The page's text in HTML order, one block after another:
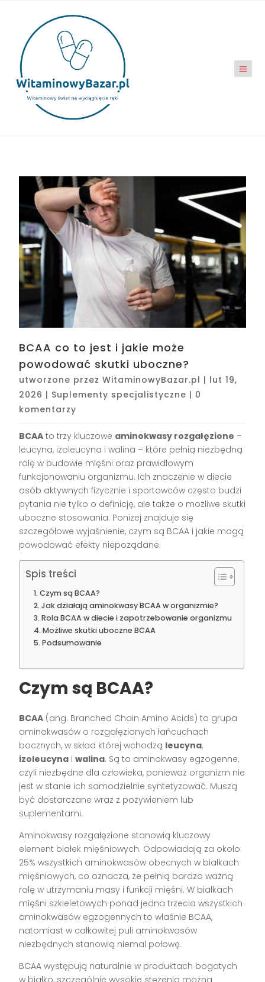
BCAA co to jest i jakie może
powodować skutki uboczne?
utworzone przezWitaminowyBazar.pl | lut 19,
2026 | Suplementy specjalistyczne | 0
komentarzy
BCAA to trzy kluczowe aminokwasy rozgałęzione –
leucyna, izoleucyna i walina – które pełnią niezbędną
rolę w budowie mięśni oraz prawidłowym
funkcjonowaniu organizmu. Ich znaczenie w diecie
osób aktywnych fizycznie i sportowców często budzi
pytania nie tylko o definicję, ale także o możliwe skutki
uboczne stosowania. Poniżej znajduje się
szczegółowe wyjaśnienie, czym są BCAA i jakie mogą
powodować efekty niepożądane.
Spis treści
Czym są BCAA?
Jak działają aminokwasy BCAA w organizmie?
Rola BCAA w diecie i zapotrzebowanie organizmu
Możliwe skutki uboczne BCAA
Podsumowanie
Czym są BCAA?
BCAA (ang. Branched Chain Amino Acids) to grupa
aminokwasów o rozgałęzionych łańcuchach
bocznych, w skład której wchodzą leucyna,
izoleucyna iwalina. Są to aminokwasy egzogenne,
czyli niezbędne dla człowieka, ponieważ organizm nie
jest w stanie ich samodzielnie syntetyzować. Muszą
być dostarczane wraz z pożywieniem lub
suplementami.
Aminokwasy rozgałęzione stanowią kluczowy
element białek mięśniowych. Odpowiadają za około
25% wszystkich aminokwasów obecnych w białkach
mięśniowych, co oznacza, że pełnią bardzo ważną
rolę w utrzymaniu masy i funkcji mięśni. W białkach
mięśni szkieletowych ponad jedna trzecia wszystkich
aminokwasów egzogennych to właśnie BCAA,
natomiast w całkowitej puli aminokwasów
niezbędnych stanowią niemal połowę.
BCAA występują naturalnie w produktach bogatych
w białko, szczególnie wysokie stężenia można